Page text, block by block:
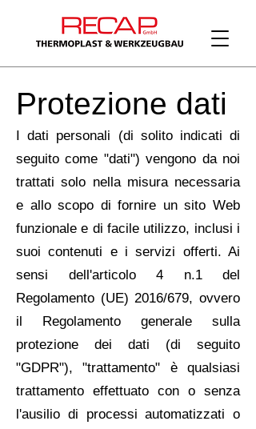
Protezione dati
I dati personali (di solito indicati di
seguito come "dati") vengono da noi
trattati solo nella misura necessaria
e allo scopo di fornire un sito Web
funzionale e di facile utilizzo, inclusi i
suoi contenuti e i servizi offerti. Ai
sensi dell'articolo 4 n.1 del
Regolamento (UE) 2016/679, ovvero
il Regolamento generale sulla
protezione dei dati (di seguito
"GDPR"), "trattamento" è qualsiasi
trattamento effettuato con o senza
l'ausilio di processi automatizzati o